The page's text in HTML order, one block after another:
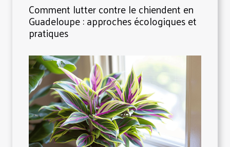
Comment lutter contre le chiendent en
Guadeloupe : approches écologiques et
pratiques